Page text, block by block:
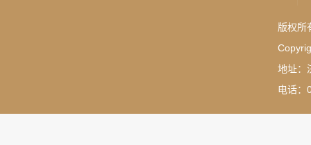
版权所
地址：
电话：